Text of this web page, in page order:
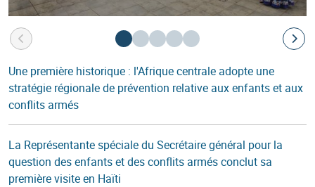
Une première historique : l'Afrique centrale adopte une
stratégie régionale de prévention relative aux enfants et aux
conflits armés
La Représentante spéciale du Secrétaire général pour la
question des enfants et des conflits armés conclut sa
première visite en Haïti